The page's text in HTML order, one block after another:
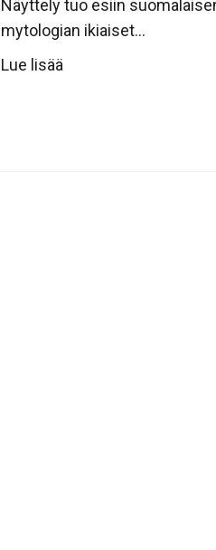
Näyttely tuo esiin
mytologian ikiaiset...
Lue lisää